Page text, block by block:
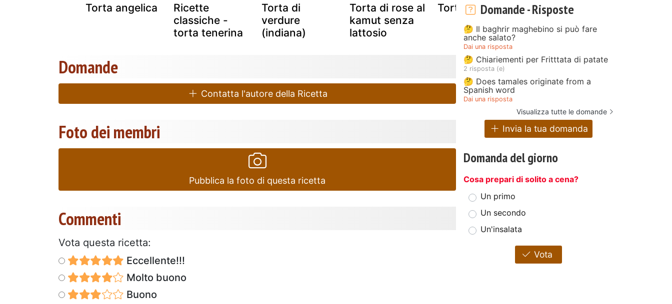
Torta angelica
Ricette
classiche -
torta tenerina
Torta di
verdure
(indiana)
Torta di rose al
kamut senza
lattosio
Torta ricciolina Torta lindt
Domande
Contatta l'autore della Ricetta
Foto dei membri
Pubblica la foto di questa ricetta
Commenti
Vota questa ricetta:
Eccellente!!!
Molto buono
Buono
Domande - Risposte
🤔 Il baghrir maghebino si può fare
anche salato?
Dai una risposta
🤔 Chiariementi per Fritttata di patate
2 risposta (e)
🤔 Does tamales originate from a
Spanish word
Dai una risposta
Visualizza tutte le domande
Invia la tua domanda
Domanda del giorno
Cosa prepari di solito a cena?
Un primo
Un secondo
Un'insalata
Vota